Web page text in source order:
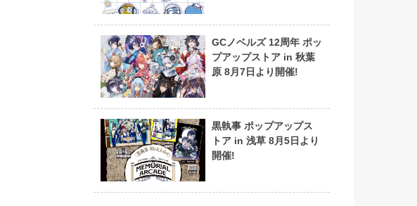
GCノベルズ 12周年 ポッ
プアップストア in 秋葉
原 8月7日より開催!
黒執事 ポップアップス
トア in 浅草 8月5日より
開催!